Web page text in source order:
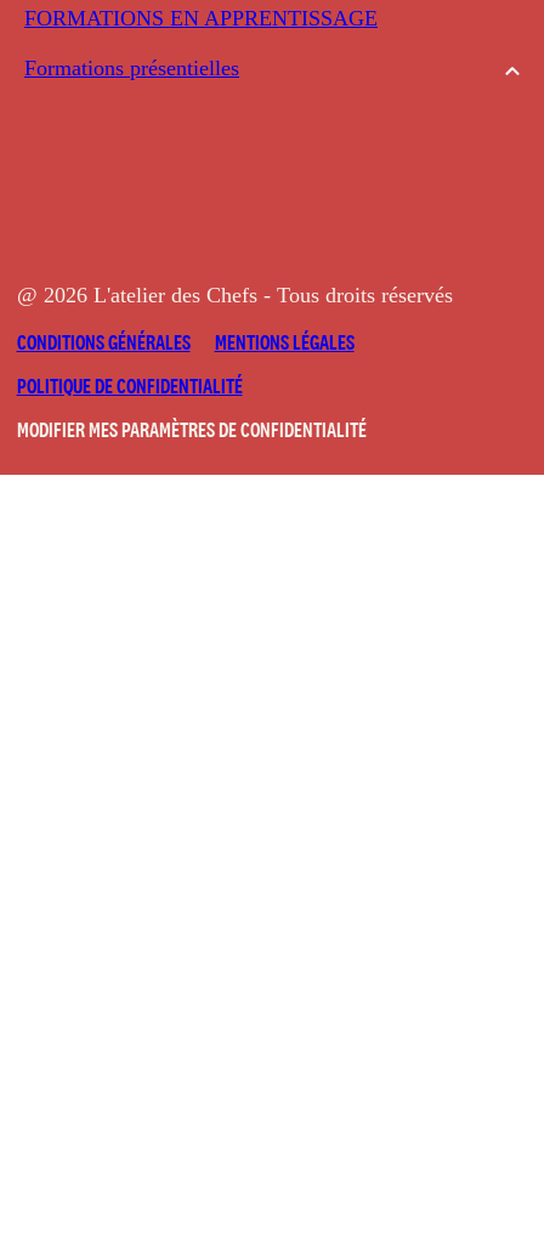
FORMATIONS EN APPRENTISSAGE
Formations présentielles
@ 2026 L'atelier des Chefs - Tous droits réservés
CONDITIONS GÉNÉRALES
MENTIONS LÉGALES
POLITIQUE DE CONFIDENTIALITÉ
MODIFIER MES PARAMÈTRES DE CONFIDENTIALITÉ